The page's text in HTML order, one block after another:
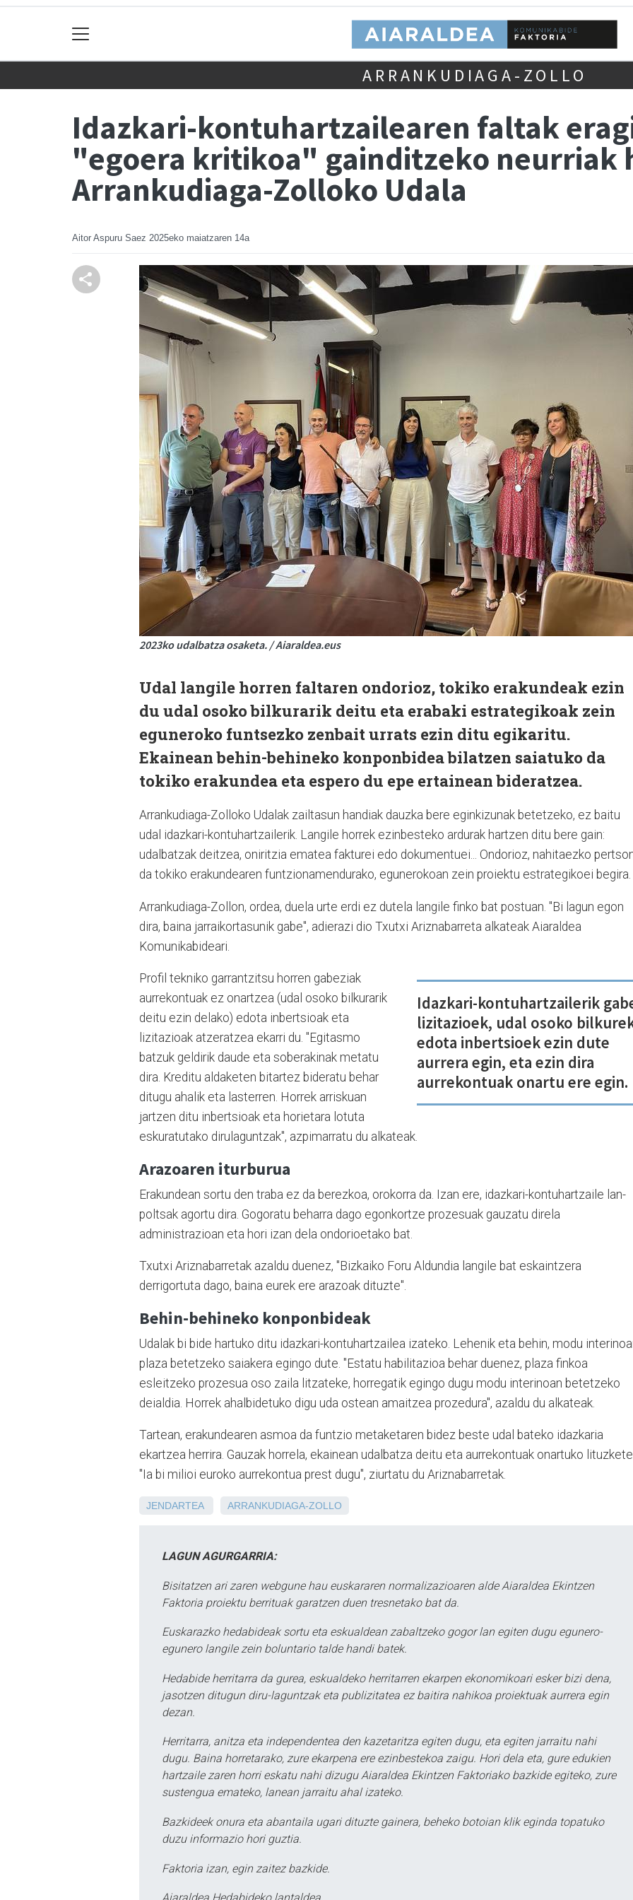
ARRANKUDIAGA-ZOLLO
Idazkari-kontuhartzailearen faltak
"egoera kritikoa" gainditzeko neurriak
Arrankudiaga-Zolloko Udala
Aitor Aspuru Saez 2025eko maiatzaren 14a
2023ko udalbatza osaketa. / Aiaraldea.eus
Udal langile horren faltaren ondorioz, tokiko erakundeak ezin
du udal osoko bilkurarik deitu eta erabaki estrategikoak zein
eguneroko funtsezko zenbait urrats ezin ditu egikaritu.
Ekainean behin-behineko konponbidea bilatzen saiatuko da
tokiko erakundea eta espero du epe ertainean bideratzea.
Arrankudiaga-Zolloko Udalak zailtasun handiak dauzka bere eginkizunak betetzeko, ez baitu
udal idazkari-kontuhartzailerik. Langile horrek ezinbesteko ardurak hartzen ditu bere gain:
udalbatzak deitzea, oniritzia ematea fakturei edo dokumentuei... Ondorioz, nahitaezko
da tokiko erakundearen funtzionamendurako, egunerokoan zein proiektu estrategikoei begira.
Arrankudiaga-Zollon, ordea, duela urte erdi ez dutela langile finko bat postuan. "Bi lagun egon
dira, baina jarraikortasunik gabe", adierazi dio Txutxi Ariznabarreta alkateak Aiaraldea
Komunikabideari.
Idazkari-kontuhartzailerik
lizitazioek, udal osoko
edota inbertsioek ezin dute
aurrera egin, eta ezin dira
aurrekontuak onartu ere egin.
Profil tekniko garrantzitsu horren gabeziak
aurrekontuak ez onartzea (udal osoko bilkurarik
deitu ezin delako) edota inbertsioak eta
lizitazioak atzeratzea ekarri du. "Egitasmo
batzuk geldirik daude eta soberakinak metatu
dira. Kreditu aldaketen bitartez bideratu behar
ditugu ahalik eta lasterren. Horrek arriskuan
jartzen ditu inbertsioak eta horietara lotuta
eskuratutako dirulaguntzak", azpimarratu du alkateak.
Arazoaren iturburua
Erakundean sortu den traba ez da berezkoa, orokorra da. Izan ere, idazkari-kontuhartzaile lan-
poltsak agortu dira. Gogoratu beharra dago egonkortze prozesuak gauzatu direla
administrazioan eta hori izan dela ondorioetako bat.
Txutxi Ariznabarretak azaldu duenez, "Bizkaiko Foru Aldundia langile bat eskaintzera
derrigortuta dago, baina eurek ere arazoak dituzte".
Behin-behineko konponbideak
Udalak bi bide hartuko ditu idazkari-kontuhartzailea izateko. Lehenik eta behin, modu
plaza betetzeko saiakera egingo dute. "Estatu habilitazioa behar duenez, plaza finkoa
esleitzeko prozesua oso zaila litzateke, horregatik egingo dugu modu interinoan betetzeko
deialdia. Horrek ahalbidetuko digu uda ostean amaitzea prozedura", azaldu du alkateak.
Tartean, erakundearen asmoa da funtzio metaketaren bidez beste udal bateko idazkaria
ekartzea herrira. Gauzak horrela, ekainean udalbatza deitu eta aurrekontuak onartuko
"Ia bi milioi euroko aurrekontua prest dugu", ziurtatu du Ariznabarretak.
JENDARTEA ARRANKUDIAGA-ZOLLO
LAGUN AGURGARRIA:
Bisitatzen ari zaren webgune hau euskararen normalizazioaren alde Aiaraldea Ekintzen
Faktoria proiektu berrituak garatzen duen tresnetako bat da.
Euskarazko hedabideak sortu eta eskualdean zabaltzeko gogor lan egiten dugu egunero-
egunero langile zein boluntario talde handi batek.
Hedabide herritarra da gurea, eskualdeko herritarren ekarpen ekonomikoari esker bizi dena,
jasotzen ditugun diru-laguntzak eta publizitatea ez baitira nahikoa proiektuak aurrera egin
dezan.
Herritarra, anitza eta independentea den kazetaritza egiten dugu, eta egiten jarraitu nahi
dugu. Baina horretarako, zure ekarpena ere ezinbestekoa zaigu. Hori dela eta, gure edukien
hartzaile zaren horri eskatu nahi dizugu Aiaraldea Ekintzen Faktoriako bazkide egiteko, zure
sustengua emateko, lanean jarraitu ahal izateko.
Bazkideek onura eta abantaila ugari dituzte gainera, beheko botoian klik eginda topatuko
duzu informazio hori guztia.
Faktoria izan, egin zaitez bazkide.